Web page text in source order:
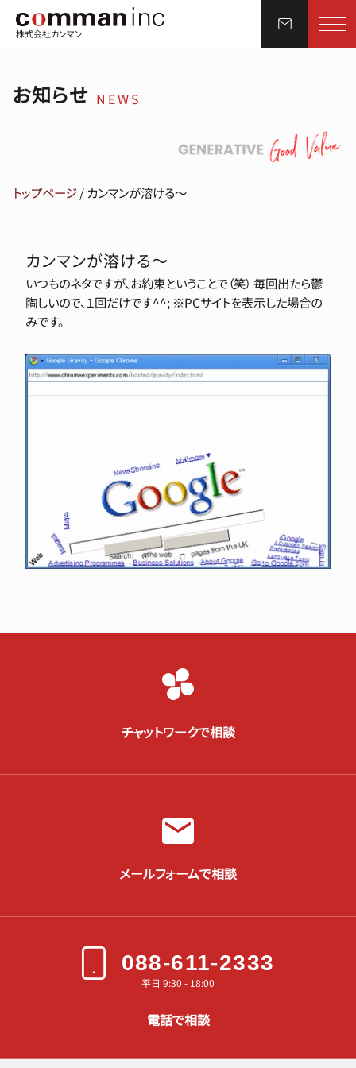
株式会社カンマン
お知らせ NEWS
トップページ/ カンマンが溶ける〜
カンマンが溶ける〜
いつものネタですが、お約束ということで（笑） 毎回出たら鬱
陶しいので、１回だけです^^; ※PCサイトを表示した場合の
みです。
チャットワークで相談
メールフォームで相談
088-611-2333
平日 9:30 - 18:00
電話で相談